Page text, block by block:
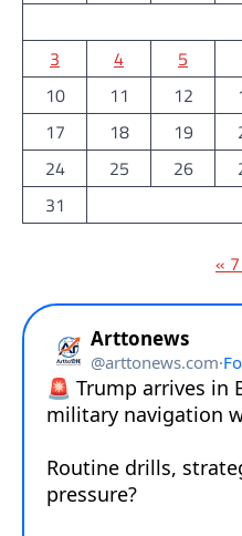
3
4 5
10
11 12
17
18 19
24
25 26
31
«